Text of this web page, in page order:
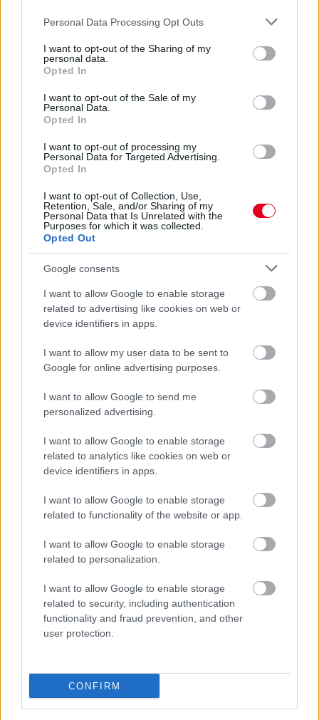
Please note that this website/app uses one or more Google
not limited to your visit or usage behaviour. You may click to
grant or deny consent to Google and its third-party tags to
use your data for below specified purposes in below Google
consent section.
Personal Data Processing Opt Outs
I want to opt-out of the Sharing of my
personal data.
Opted In
I want to opt-out of the Sale of my
Personal Data.
Opted In
I want to opt-out of processing my
Personal Data for Targeted Advertising.
Opted In
I want to opt-out of Collection, Use,
Retention, Sale, and/or Sharing of my
Personal Data that Is Unrelated with the
Purposes for which it was collected.
Opted Out
Google consents
I want to allow Google to enable storage
related to advertising like cookies on web or
device identifiers in apps.
I want to allow my user data to be sent to
Google for online advertising purposes.
I want to allow Google to send me
personalized advertising.
I want to allow Google to enable storage
related to analytics like cookies on web or
device identifiers in apps.
I want to allow Google to enable storage
related to functionality of the website or app.
I want to allow Google to enable storage
related to personalization.
I want to allow Google to enable storage
related to security, including authentication
functionality and fraud prevention, and other
user protection.
CONFIRM
Lewis Hamilton úgy véli, egyáltalán nem vezérpilóta a
Mercedesnél, teljesen egyforma feltételekkel versenyezhetnek
a csatákat.
részletek
előző hírek következő hírek
Hallgasd meg a Formula Podcast
Kövess minket a Facebookon
Parc Fermé
Hakkinen megtartaná a Norris-Piastri párost a